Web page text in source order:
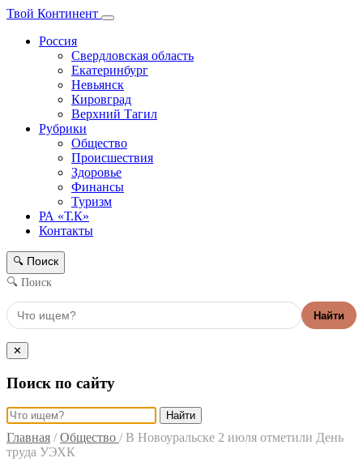
Твой Континент
Россия
Свердловская область
Екатеринбург
Невьянск
Кировград
Верхний Тагил
Рубрики
Общество
Происшествия
Здоровье
Финансы
Туризм
РА «Т.К»
Контакты
🔍 Поиск
🔍 Поиск
Найти
✕
Поиск по сайту
Найти
Главная / Общество / В Новоуральске 2 июля отметили День
труда УЭХК